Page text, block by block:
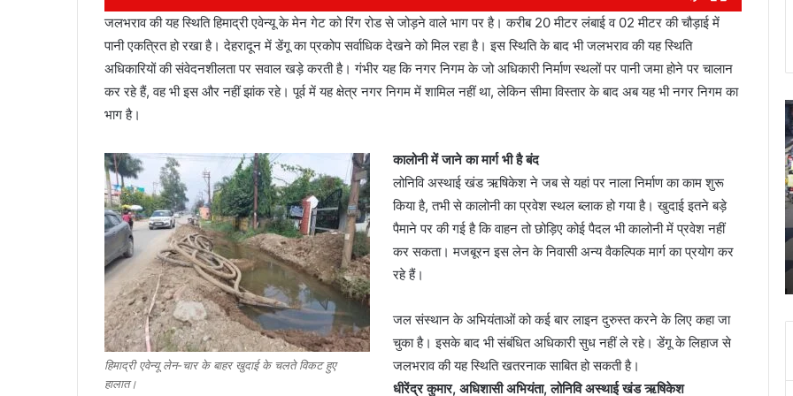
जलभराव की यह स्थिति हिमाद्री एवेन्यू के मेन गेट को रिंग रोड से जोड़ने वाले भाग पर है। करीब 20 मीटर लंबाई व 02 मीटर की चौड़ाई में
पानी एकत्रित हो रखा है। देहरादून में डेंगू का प्रकोप सर्वाधिक देखने को मिल रहा है। इस स्थिति के बाद भी जलभराव की यह स्थिति
अधिकारियों की संवेदनशीलता पर सवाल खड़े करती है। गंभीर यह कि नगर निगम के जो अधिकारी निर्माण स्थलों पर पानी जमा होने पर चालान
कर रहे हैं, वह भी इस और नहीं झांक रहे। पूर्व में यह क्षेत्र नगर निगम में शामिल नहीं था, लेकिन सीमा विस्तार के बाद अब यह भी नगर निगम का
भाग है।
हिमाद्री एवेन्यू लेन-चार के बाहर खुदाई के चलते विकट हुए
हालात।
कालोनी में जाने का मार्ग भी है बंद
लोनिवि अस्थाई खंड ऋषिकेश ने जब से यहां पर नाला निर्माण का काम शुरू
किया है, तभी से कालोनी का प्रवेश स्थल ब्लाक हो गया है। खुदाई इतने बड़े
पैमाने पर की गई है कि वाहन तो छोड़िए कोई पैदल भी कालोनी में प्रवेश नहीं
कर सकता। मजबूरन इस लेन के निवासी अन्य वैकल्पिक मार्ग का प्रयोग कर
रहे हैं।
जल संस्थान के अभियंताओं को कई बार लाइन दुरुस्त करने के लिए कहा जा
चुका है। इसके बाद भी संबंधित अधिकारी सुध नहीं ले रहे। डेंगू के लिहाज से
जलभराव की यह स्थिति खतरनाक साबित हो सकती है।
धीरेंद्र कुमार, अधिशासी अभियंता, लोनिवि अस्थाई खंड ऋषिकेश
संग की हत्या
आईटीबीपी
नर्स
को
इतना
तंग
किया
कि
झूल
गई
फंदे
से,
मुकदमा
दर्ज
March 19, 2026
आईटीबीपी जवान ने नर्स को इतना तंग किया कि झूल गई
फंदे से, मुकदमा दर्ज
इन
सड़कों
पर
न
चलना
ही
जाएंगे
November 8, 2023
कल दून की इन सड़कों पर न चलना ही बेहतर, रोके जाएंगे
के